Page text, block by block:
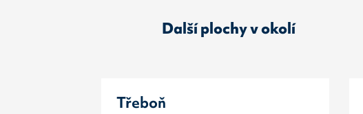
Další plochy v okolí
Třeboň